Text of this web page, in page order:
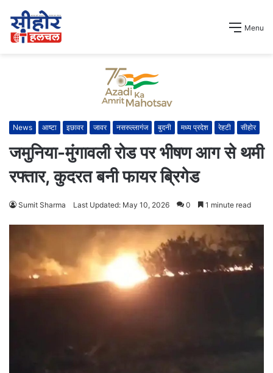
Menu
News आष्टा इछावर जावर नसरुल्लागंज बुदनी मध्य प्रदेश रेहटी सीहोर
जमुनिया-मुंगावली रोड पर भीषण आग से थमी
रफ्तार, कुदरत बनी फायर ब्रिगेड
Sumit Sharma Last Updated: May 10, 2026 0 1 minute read